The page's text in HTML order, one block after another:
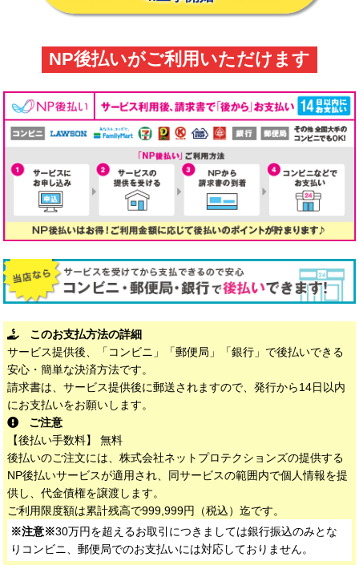
NP後払いがご利用いただけます
このお支払方法の詳細
サービス提供後、「コンビニ」「郵便局」「銀行」で後払いできる
安心・簡単な決済方法です。
請求書は、サービス提供後に郵送されますので、発行から14日以内
にお支払いをお願いします。
ご注意
【後払い手数料】 無料
後払いのご注文には、株式会社ネットプロテクションズの提供する
NP後払いサービスが適用され、同サービスの範囲内で個人情報を提
供し、代金債権を譲渡します。
ご利用限度額は累計残高で999,999円（税込）迄です。
※注意※30万円を超えるお取引につきましては銀行振込のみとな
りコンビニ、郵便局でのお支払いには対応しておりません。